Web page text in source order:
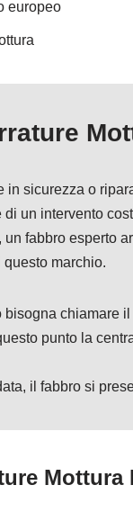
europeo
in sicurezza o
un intervento
un fabbro esperto
marchio.
bisogna chiamare
punto la
il fabbro si